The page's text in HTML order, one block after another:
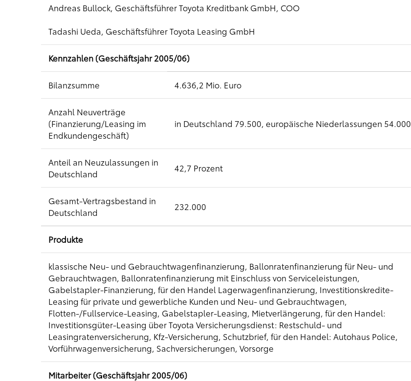
Andreas Bullock, Geschäftsführer Toyota Kreditbank GmbH, COO
Tadashi Ueda, Geschäftsführer Toyota Leasing GmbH
Kennzahlen (Geschäftsjahr 2005/06)
Bilanzsumme 4.636,2 Mio. Euro
Anzahl Neuverträge
(Finanzierung/Leasing im
Endkundengeschäft)
in Deutschland 79.500, europäische Niederlassungen 54.000
Anteil an Neuzulassungen in
Deutschland
42,7 Prozent
Gesamt-Vertragsbestand in
Deutschland
232.000
Produkte
klassische Neu- und Gebrauchtwagenfinanzierung, Ballonratenfinanzierung für Neu- und
Gebrauchtwagen, Ballonratenfinanzierung mit Einschluss von Serviceleistungen,
Gabelstapler-Finanzierung, für den Handel Lagerwagenfinanzierung, Investitionskredite-
Leasing für private und gewerbliche Kunden und Neu- und Gebrauchtwagen,
Flotten-/Fullservice-Leasing, Gabelstapler-Leasing, Mietverlängerung, für den Handel:
Investitionsgüter-Leasing über Toyota Versicherungsdienst: Restschuld- und
Leasingratenversicherung, Kfz-Versicherung, Schutzbrief, für den Handel: Autohaus Police,
Vorführwagenversicherung, Sachversicherungen, Vorsorge
Mitarbeiter (Geschäftsjahr 2005/06)